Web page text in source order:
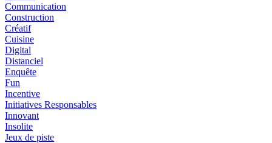
Communication
Construction
Créatif
Cuisine
Digital
Distanciel
Enquête
Fun
Incentive
Initiatives Responsables
Innovant
Insolite
Jeux de piste